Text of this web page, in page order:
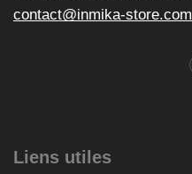
contact@inmika-store.com
Liens utiles